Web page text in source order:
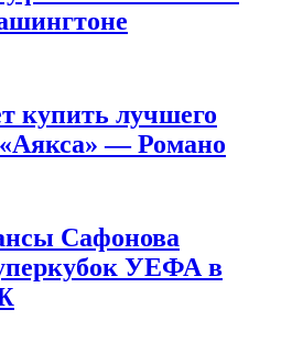
купить лучшего
— Романо
Сафонова
УЕФА в